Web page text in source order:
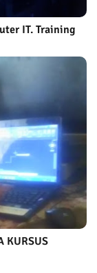
IT. Training
KURSUS